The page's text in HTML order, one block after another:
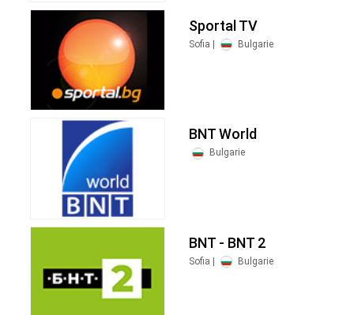
Sportal TV
Sofia | Bulgarie
BNT World
Bulgarie
BNT - BNT 2
Sofia | Bulgarie